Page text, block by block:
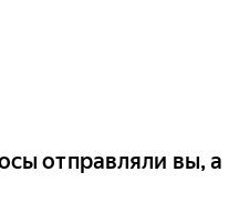
отправляли вы, а